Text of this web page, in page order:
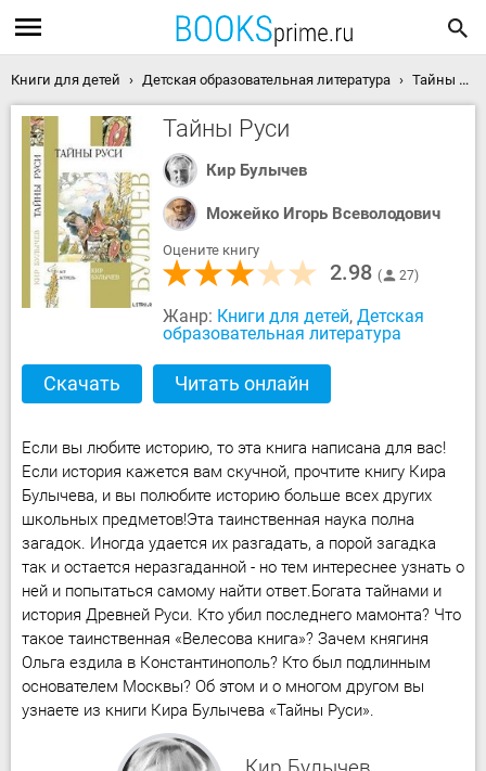
Книги для детей Детская образовательная литература Тайны Руси скачать книгу
Тайны Руси
Кир Булычев
Можейко Игорь Всеволодович
Оцените книгу
2.98 27
Жанр: Книги для детей, Детская
образовательная литература
Скачать Читать онлайн
Если вы любите историю, то эта книга написана для вас!
Если история кажется вам скучной, прочтите книгу Кира
Булычева, и вы полюбите историю больше всех других
школьных предметов!Эта таинственная наука полна
загадок. Иногда удается их разгадать, а порой загадка
так и остается неразгаданной - но тем интереснее узнать о
ней и попытаться самому найти ответ.Богата тайнами и
история Древней Руси. Кто убил последнего мамонта? Что
такое таинственная «Велесова книга»? Зачем княгиня
Ольга ездила в Константинополь? Кто был подлинным
основателем Москвы? Об этом и о многом другом вы
узнаете из книги Кира Булычева «Тайны Руси».